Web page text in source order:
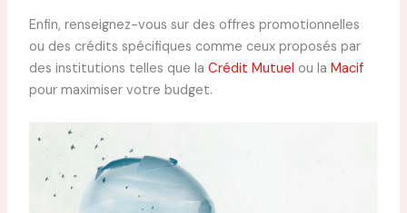
Enfin, renseignez-vous sur des offres promotionnelles
ou des crédits spécifiques comme ceux proposés par
des institutions telles que la Crédit Mutuel ou la Macif
pour maximiser votre budget.